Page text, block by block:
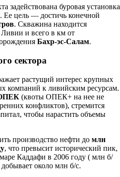
задействована буровая установка
Ее цель — достичь конечной
. Скважина находится
и всего в км от
Бахр-эс-Салам.
сектора
растущий интерес крупных
компаний к ливийским ресурсам.
(квоты ОПЕК+ на нее не
конфликтов), стремится
чтобы нарастить объемы
производство нефти до млн
, что превысит исторический пик,
Каддафи в 2006 году ( млн б/
около млн б/с.